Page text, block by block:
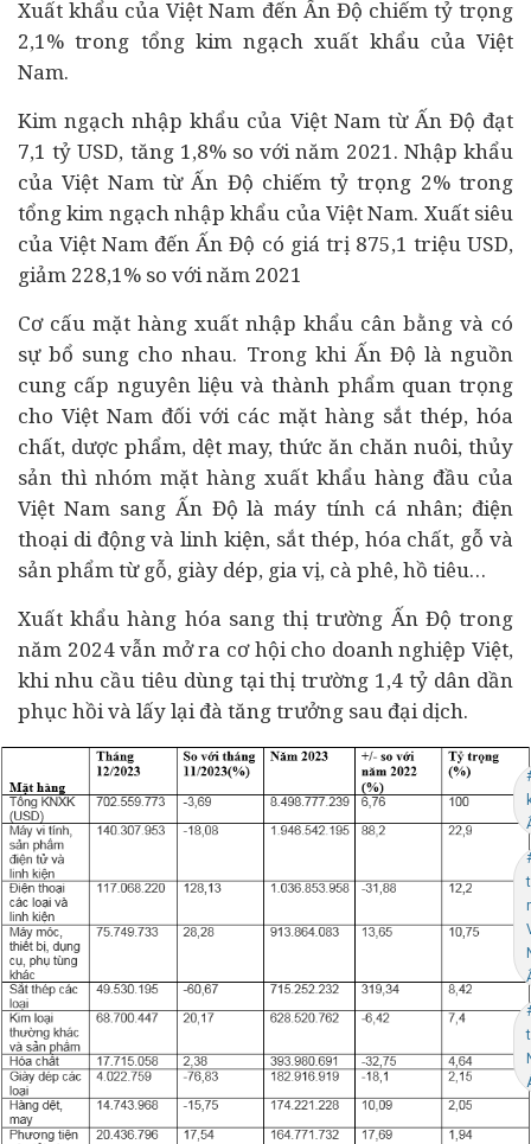
Xuất khẩu của Việt Nam đến Ấn Độ chiếm tỷ trọng
2,1% trong tổng kim ngạch xuất khẩu của Việt
Nam.
Kim ngạch nhập khẩu của Việt Nam từ Ấn Độ đạt
7,1 tỷ USD, tăng 1,8% so với năm 2021. Nhập khẩu
của Việt Nam từ Ấn Độ chiếm tỷ trọng 2% trong
tổng kim ngạch nhập khẩu của Việt Nam. Xuất siêu
của Việt Nam đến Ấn Độ có giá trị 875,1 triệu USD,
giảm 228,1% so với năm 2021
Cơ cấu mặt hàng xuất nhập khẩu cân bằng và có
sự bổ sung cho nhau. Trong khi Ấn Độ là nguồn
cung cấp nguyên liệu và thành phẩm quan trọng
cho Việt Nam đối với các mặt hàng sắt thép, hóa
chất, dược phẩm, dệt may, thức ăn chăn nuôi, thủy
sản thì nhóm mặt hàng xuất khẩu hàng đầu của
Việt Nam sang Ấn Độ là máy tính cá nhân; điện
thoại di động và linh kiện, sắt thép, hóa chất, gỗ và
sản phẩm từ gỗ, giày dép, gia vị, cà phê, hồ tiêu…
Xuất khẩu hàng hóa sang thị trường Ấn Độ trong
năm 2024 vẫn mở ra cơ hội cho doanh nghiệp Việt,
khi nhu cầu tiêu dùngtại thị trường 1,4 tỷ dân dần
phục hồi và lấy lại đà tăng trưởng sau đại dịch.